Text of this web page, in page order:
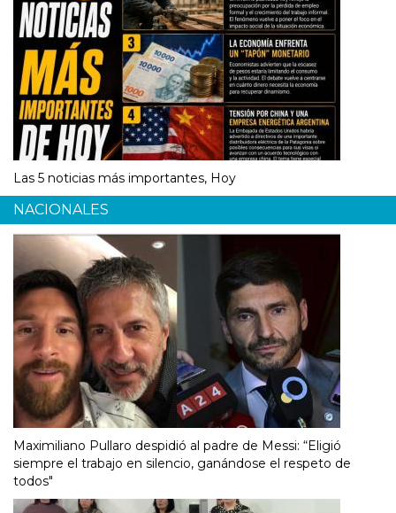
Las 5 noticias más importantes, Hoy
NACIONALES
Maximiliano Pullaro despidió al padre de Messi: “Eligió
siempre el trabajo en silencio, ganándose el respeto de
todos"